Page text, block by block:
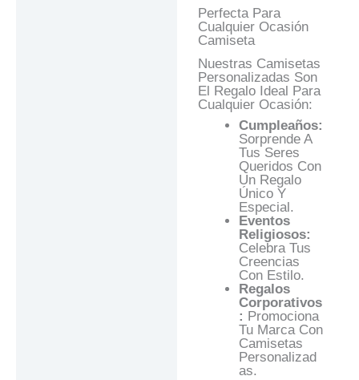
Perfecta Para
Cualquier Ocasión
Camiseta
Nuestras Camisetas
Personalizadas Son
El Regalo Ideal Para
Cualquier Ocasión:
Cumpleaños:
Sorprende A
Tus Seres
Queridos Con
Un Regalo
Único Y
Especial.
Eventos
Religiosos:
Celebra Tus
Creencias
Con Estilo.
Regalos
Corporativos
: Promociona
Tu Marca Con
Camisetas
Personalizad
As.